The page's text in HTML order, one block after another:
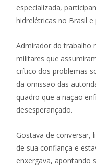
especializada,
hidrelétricas no Brasil e
Admirador do trabalho
militares que
crítico dos problemas
da omissão das
quadro que a nação
desesperançado.
Gostava de conversar,
de sua confiança e
enxergava, apontando